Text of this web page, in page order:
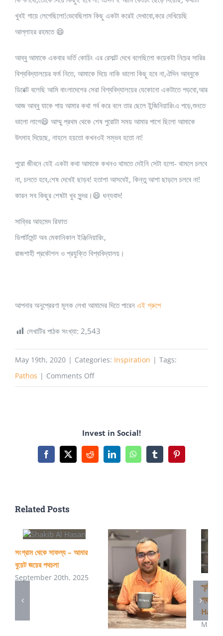
খুবই গায়ে লেগেছিলো!ভেবেছিলাম কিছু একটা করেই দেখাবো,করে দেখিয়েছি
আল্লাহর রহমতে 😄
আব্বু আমাকে একবার ভর্তি কোচিং এর রেসাল্ট দেখে বলেছিলো কয়েকটা নিচের সারির
বিশ্ববিদ্যালয়ের ফর্ম নিতে, আমাকে দিয়ে নাকি ভালো কিছু হবে না,ঐদিন আব্বুকে
ডিরেক্ট বলেছি আমি বাংলাদেশের সেরা বিশ্ববিদ্যালয়ের যেকোনো একটাতে পড়বো,আর
আজ আব্বু যাকে পায় আমার কথা গর্ব করে বলে তার ছেলে ইন্জিনিয়ারিংএ পড়ে,শুনতে
ভালো লাগে😄 আম্মু প্রথম থেকে শেষ পুরোটা সময় আমার পাশে ছিলো আমাকে
উৎসাহ দিয়েছে, নাহলে হয়তো কখনওই সম্ভব হতো না!
পুরো জীবনে যেই একটা কথা আমাকে কখনও থামতে দেইনি সেটা হলো- থামলে চলবে
না, চলতে হবে,শেষ দেখেই ছাড়ব! হতাশা আসবেই, কিন্তু আশা ছাড়লে চলবে না!
কারন সব কিছুর শেষটা খুব সুন্দর।😄 ধন্যবাদ!
সাব্বির আহমেদ রিফাত
ডিপার্টমেন্ট অব মেকানিকাল ইঞ্জিনিয়ারিং,
রাজশাহী প্রকৌশল ও প্রযুক্তি বিশ্ববিদ্যালয়।
আপনার অনুপ্রেরণা মূলক লেখা আমাদের দিতে পারেন এই গ্রুপে
লেখাটির পাঠক সংখ্যা: 2,543
May 19th, 2020 | Categories: Inspiration | Tags:
Pathos | Comments Offon
নিয়েই
Invest in Social!
Facebook
X RedditLinkedInWhatsAppTumblrPinterest
Related Posts
সংগ্রাম থেকে সাফল্য – আমার
বুয়েট জয়ের পথচলা
September 20th, 2025